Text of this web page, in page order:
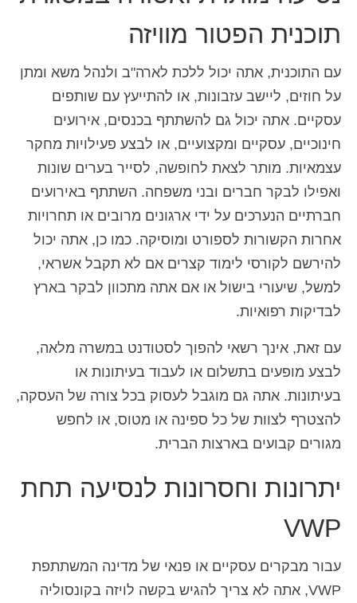
תוכנית הפטור מוויזה
עם התוכנית, אתה יכול ללכת לארה"ב ולנהל משא ומתן
על חוזים, ליישב עזבונות, או להתייעץ עם שותפים
עסקיים. אתה יכול גם להשתתף בכנסים, אירועים
חינוכיים, עסקיים ומקצועיים, או לבצע פעילויות מחקר
עצמאיות. מותר לצאת לחופשה, לסייר בערים שונות
ואפילו לבקר חברים ובני משפחה. השתתף באירועים
חברתיים הנערכים על ידי ארגונים מרובים או תחרויות
אחרות הקשורות לספורט ומוסיקה. כמו כן, אתה יכול
להירשם לקורסי לימוד קצרים אם לא תקבל אשראי,
למשל, שיעורי בישול או אם אתה מתכוון לבקר בארץ
לבדיקות רפואיות.
עם זאת, אינך רשאי להפוך לסטודנט במשרה מלאה,
לבצע מופעים בתשלום או לעבוד בעיתונות או
בעיתונות. אתה גם מוגבל לעסוק בכל צורה של העסקה,
להצטרף לצוות של כל ספינה או מטוס, או לחפש
מגורים קבועים בארצות הברית.
יתרונות וחסרונות לנסיעה תחת
VWP
עבור מבקרים עסקיים או פנאי של מדינה המשתתפת
VWP, אתה לא צריך להגיש בקשה לויזה בקונסוליה